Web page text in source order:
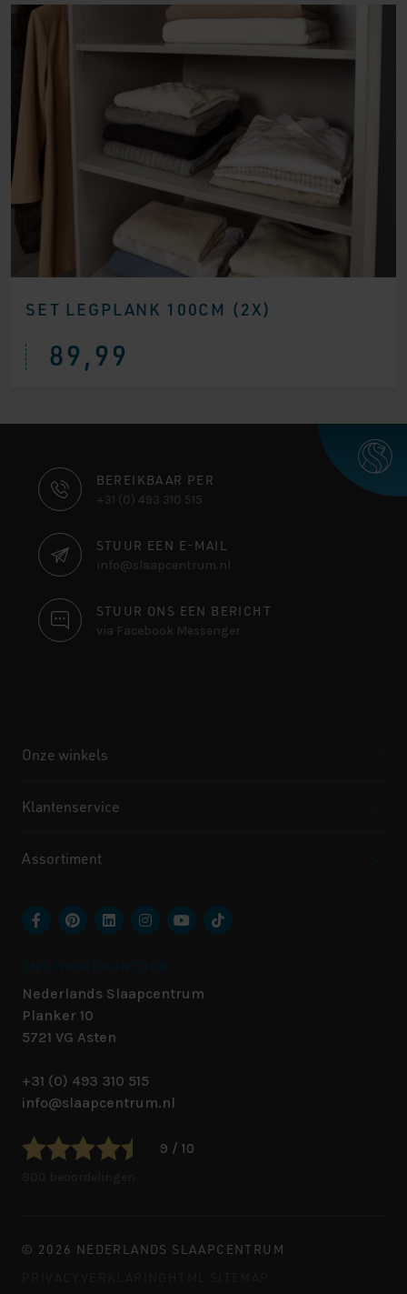
SET LEGPLANK 100CM (2X)
89,99
CONTACT
INFORMATIE
BEREIKBAAR PER
+31 (0) 493 310 515
STUUR EEN E-MAIL
info@slaapcentrum.nl
STUUR ONS EEN BERICHT
via Facebook Messenger
Onze winkels
Klantenservice
Assortiment
Nederlands Slaapcentrum
Planker 10
5721 VG Asten
+31 (0) 493 310 515
info@slaapcentrum.nl
9 / 10
© 2026 NEDERLANDS SLAAPCENTRUM